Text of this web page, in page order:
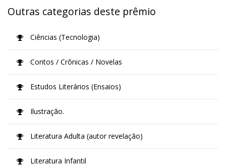
Outras categorias deste prêmio
Ciências (Tecnologia)
Contos / Crônicas / Novelas
Estudos Literários (Ensaios)
Ilustração.
Literatura Adulta (autor revelação)
Literatura Infantil